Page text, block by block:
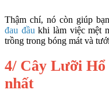
Thậm chí, nó còn giúp bạn
đau đầu khi làm việc mệt
trồng trong bóng mát và
4/ Cây Lưỡi
nhất